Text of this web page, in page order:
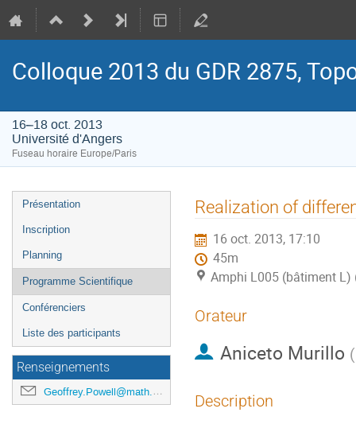
Colloque 2013 du GDR 2875,
16–18 oct. 2013
Université d'Angers
Fuseau horaire Europe/Paris
Menu
de
Présentation
Inscription
Planning
Programme Scientifique
Conférenciers
Liste des participants
Renseignements
Geoffrey.Powell@math.cnrs.fr
Realization of
16 oct. 2013, 17:10
45m
Amphi L005 (bâtiment L)
Orateur
Aniceto Murillo (
Description